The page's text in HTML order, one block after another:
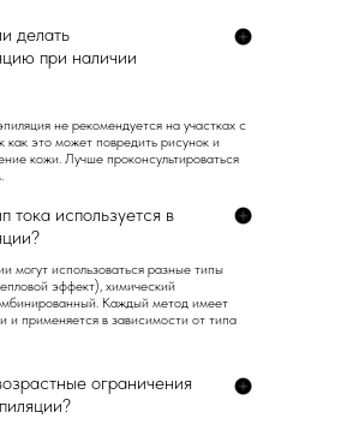
делать
при наличии
не рекомендуется на участках с
как это может повредить рисунок и
кожи. Лучше проконсультироваться
тока используется в
могут использоваться разные типы
эффект), химический
Каждый метод имеет
и применяется в зависимости от типа
ограничения